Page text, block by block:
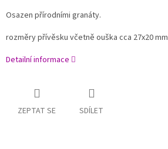
Osazen přírodními granáty.
rozměry přívěsku včetně ouška cca 27x20 mm
Detailní informace
ZEPTAT SE SDÍLET